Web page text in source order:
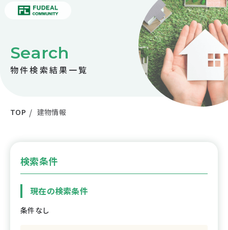
物件検索結果一覧
Search
TOP 建物情報
検索条件
現在の検索条件
条件なし